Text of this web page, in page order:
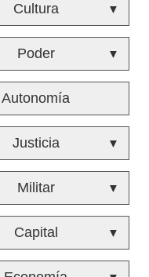
Cultura ▼
Poder ▼
Autonomía
Justicia ▼
Militar ▼
Capital ▼